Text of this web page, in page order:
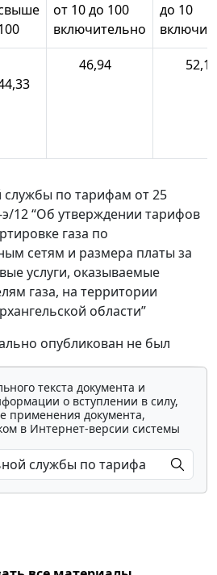
от 10 до 100
включительно
до 10
46,94 52,16
по тарифам от 25
э/12 “Об утверждении тарифов
газа по
сетям и размера платы за
услуги, оказываемые
газа, на территории
области”
опубликован не был
текста документа и
о вступлении в силу,
применения документа,
в Интернет-версии системы